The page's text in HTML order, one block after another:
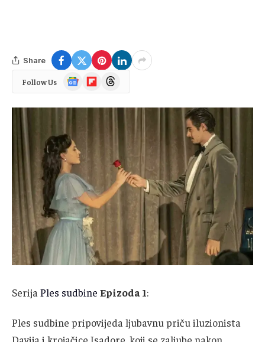
Share
Follow Us
Google
News
FlipboardThreads
Serija Ples sudbine Epizoda 1:
Ples sudbine pripovijeda ljubavnu priču iluzionista